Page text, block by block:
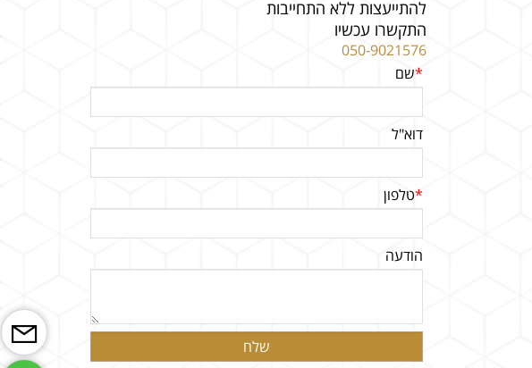
להתייעצות ללא התחייבות
התקשרו עכשיו
050-9021576
*שם
דוא"ל
*טלפון
הודעה